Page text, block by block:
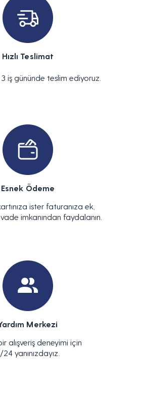
Hızlı Teslimat
iş gününde teslim ediyoruz.
Esnek Ödeme
ister faturanıza ek,
imkanından faydalanın.
Merkezi
alışveriş deneyimi için
24 yanınızdayız.